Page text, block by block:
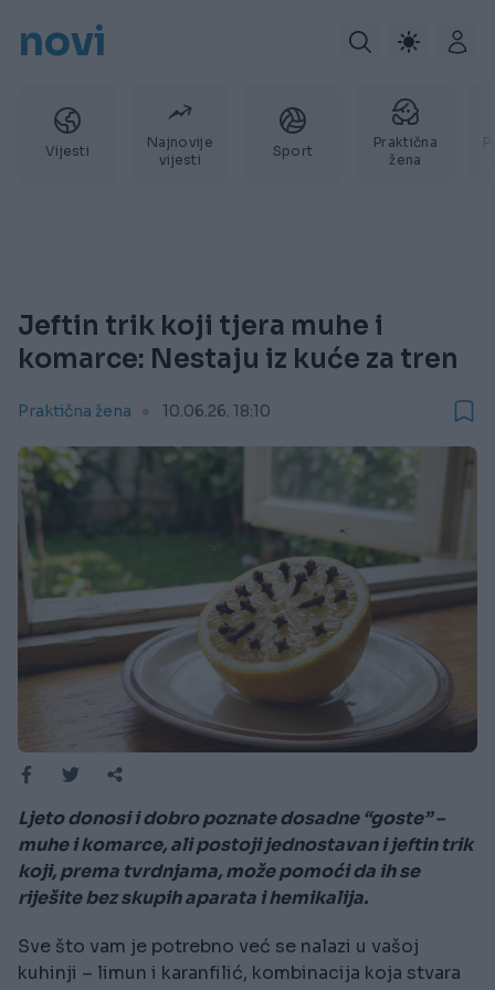
novi
Vijesti
Najnovije
vijesti
Sport
Praktična
žena
Jeftin trik koji tjera muhe i
komarce: Nestaju iz kuće za tren
Praktična žena 10.06.26. 18:10
Ljeto donosi i dobro poznate dosadne “goste” –
muhe i komarce, ali postoji jednostavan i jeftin trik
koji, prema tvrdnjama, može pomoći da ih se
riješite bez skupih aparata i hemikalija.
Sve što vam je potrebno već se nalazi u vašoj
kuhinji – limun i karanfilić, kombinacija koja stvara